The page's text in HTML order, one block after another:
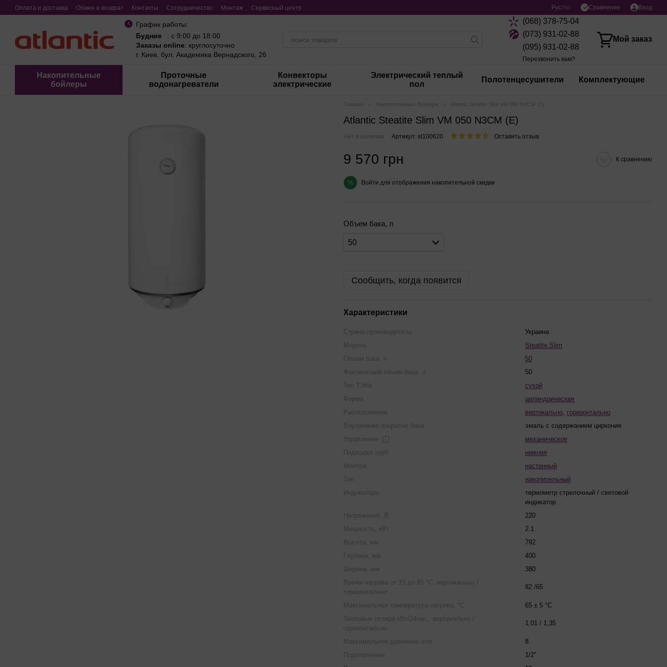
Перейти к основному контенту
Оплата и доставка Обмен и возврат Контакты Сотрудничество Монтаж Сервисный центр РусУкр Сравнение Вход
График работы:
Будние
: с 9:00 до 18:00
Заказы online: круглосуточно
г. Киев, бул. Академика Вернадского, 26
(068) 378-75-04
(073) 931-02-88
(095) 931-02-88
Перезвонить вам?
Мой заказ
Накопительные
бойлеры
Проточные
водонагреватели
Конвекторы
электрические
Электрический теплый
пол
Полотенцесушители Комплектующие
Главная Накопительные бойлеры Atlantic Steatitе Slim VM 050 N3CM (E)
Atlantic Steatitе Slim VM 050 N3CM (E)
Нет в наличии Артикул: at100620 Оставить отзыв
9 570 грн К сравнению
% Войти для отображения накопительной скидки
Объем бака, л
50
Сообщить, когда появится
Характеристики
Страна-производитель
Украина
Модель
Steatite Slim
Объем бака, л
50
Фактический объем бака, л
50
Тип ТЭНа
сухой
Форма
цилиндрическая
Расположение
вертикально, горизонтально
Внутреннее покрытие бака
эмаль с содержанием циркония
Управление
механическое
Подводка труб
нижняя
Монтаж
настенный
Тип
накопительный
Индикаторы
термометр стрелочный / световой
индикатор
Напряжение, В
220
Мощность, кВт
2.1
Высота, мм
792
Глубина, мм
400
Ширина, мм
380
Время нагрева от 15 до 65 °С, вертикально /
горизонтально
82 /65
Максимальная температура нагрева, °С
65 ± 5 °C
Тепловые потери кВт/24час, вертикально /
горизонтально
1,01 / 1,35
Максимальное давление атм.
8
Подключение
1/2"